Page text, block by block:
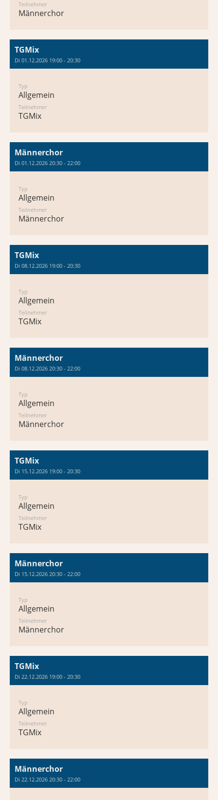
Teilnehmer
Männerchor
TGMix
Di 01.12.2026 19:00 - 20:30
Typ
Allgemein
Teilnehmer
TGMix
Männerchor
Di 01.12.2026 20:30 - 22:00
Typ
Allgemein
Teilnehmer
Männerchor
TGMix
Di 08.12.2026 19:00 - 20:30
Typ
Allgemein
Teilnehmer
TGMix
Männerchor
Di 08.12.2026 20:30 - 22:00
Typ
Allgemein
Teilnehmer
Männerchor
TGMix
Di 15.12.2026 19:00 - 20:30
Typ
Allgemein
Teilnehmer
TGMix
Männerchor
Di 15.12.2026 20:30 - 22:00
Typ
Allgemein
Teilnehmer
Männerchor
TGMix
Di 22.12.2026 19:00 - 20:30
Typ
Allgemein
Teilnehmer
TGMix
Männerchor
Di 22.12.2026 20:30 - 22:00